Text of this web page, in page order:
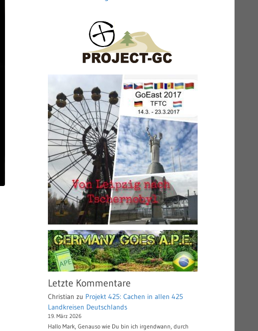
Letzte Kommentare
Christian zu Projekt 425: Cachen in allen 425
Landkreisen Deutschlands
19. März 2026
Hallo Mark, Genauso wie Du bin ich irgendwann, durch